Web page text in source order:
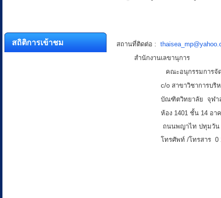
สถิติการเข้าชม สถานที่ติดต่อ :
สำนักงานเลขานุการ
คณะอนุกรรมการจัดการควา
c/o สาขาวิชาการบริ
บัณฑิตวิทยาลัย จุฬา
ห้อง 1401 ชั้น 14 อา
ถนนพญาไท ปทุมวัน
โทรศัพท์ /โทรสาร